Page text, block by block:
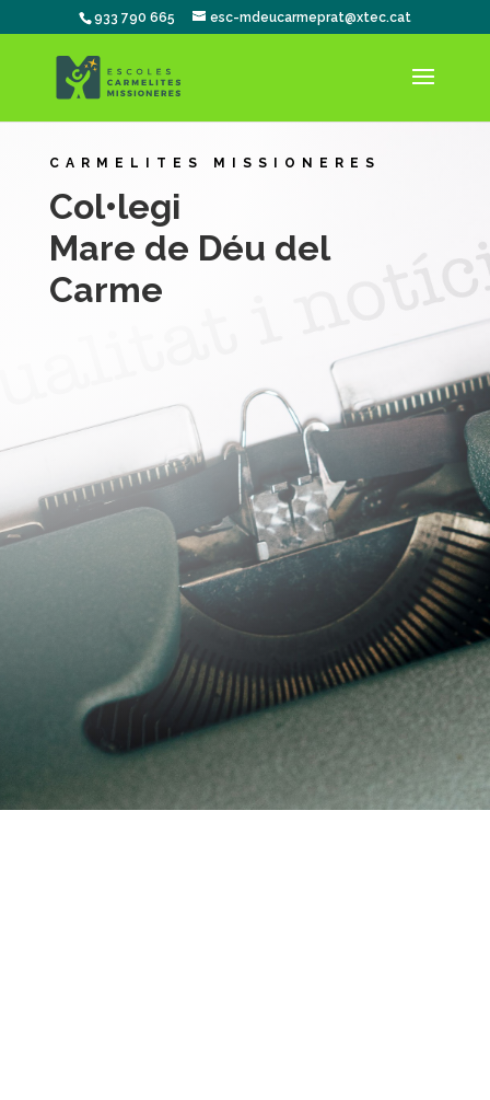
933 790 665 esc-mdeucarmeprat@xtec.cat
CARMELITES MISSIONERES
Col•legi
Mare de Déu del
Carme